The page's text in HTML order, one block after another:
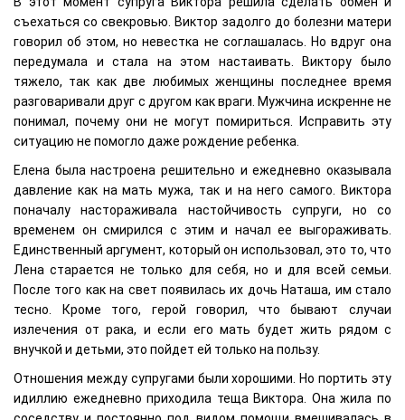
съехаться со свекровью. Виктор задолго до болезни матери
говорил об этом, но невестка не соглашалась. Но вдруг она
передумала и стала на этом настаивать. Виктору было
тяжело, так как две любимых женщины последнее время
разговаривали друг с другом как враги. Мужчина искренне не
понимал, почему они не могут помириться. Исправить эту
ситуацию не помогло даже рождение ребенка.
Елена была настроена решительно и ежедневно оказывала
давление как на мать мужа, так и на него самого. Виктора
поначалу настораживала настойчивость супруги, но со
временем он смирился с этим и начал ее выгораживать.
Единственный аргумент, который он использовал, это то, что
Лена старается не только для себя, но и для всей семьи.
После того как на свет появилась их дочь Наташа, им стало
тесно. Кроме того, герой говорил, что бывают случаи
излечения от рака, и если его мать будет жить рядом с
внучкой и детьми, это пойдет ей только на пользу.
Отношения между супругами были хорошими. Но портить эту
идиллию ежедневно приходила теща Виктора. Она жила по